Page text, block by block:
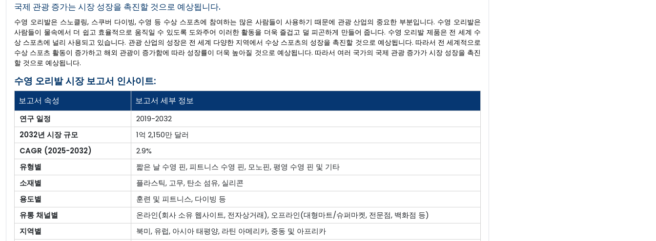
국제 관광 증가는 시장 성장을 촉진할 것으로 예상됩니다.
수영 오리발은 스노클링, 스쿠버 다이빙, 수영 등 수상 스포츠에 참여하는 많은 사람들이 사용하기 때문에 관광 산업의 중요한 부분입니다. 수영 오리발은
사람들이 물속에서 더 쉽고 효율적으로 움직일 수 있도록 도와주어 이러한 활동을 더욱 즐겁고 덜 피곤하게 만들어 줍니다. 수영 오리발 제품은 전 세계 수
상 스포츠에 널리 사용되고 있습니다. 관광 산업의 성장은 전 세계 다양한 지역에서 수상 스포츠의 성장을 촉진할 것으로 예상됩니다. 따라서 전 세계적으로
수상 스포츠 활동이 증가하고 해외 관광이 증가함에 따라 성장률이 더욱 높아질 것으로 예상됩니다. 따라서 여러 국가의 국제 관광 증가가 시장 성장을 촉진
할 것으로 예상됩니다.
수영 오리발 시장 보고서 인사이트:
보고서 속성 보고서 세부 정보
연구 일정
2019-2032
2032년 시장 규모
1억 2,150만 달러
CAGR (2025-2032)
2.9%
유형별
짧은 날 수영 핀, 피트니스 수영 핀, 모노핀, 평영 수영 핀 및 기타
소재별
플라스틱, 고무, 탄소 섬유, 실리콘
용도별
훈련 및 피트니스, 다이빙 등
유통 채널별
온라인(회사 소유 웹사이트, 전자상거래), 오프라인(대형마트/슈퍼마켓, 전문점, 백화점 등)
지역별
북미, 유럽, 아시아 태평양, 라틴 아메리카, 중동 및 아프리카